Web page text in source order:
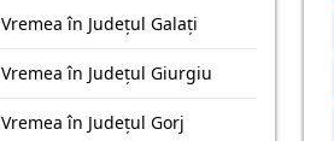
Vremea în Județul Galaţi
Vremea în Județul Giurgiu
Vremea în Județul Gorj